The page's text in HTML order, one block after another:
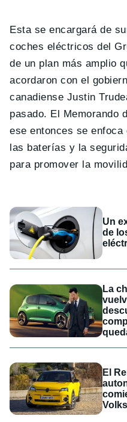
Esta se encargará de
coches eléctricos del
de un plan más amplio
acordaron con el
canadiense Justin
pasado. El Memorando
ese entonces se
las baterías y la
para promover la
Un
de
La
El